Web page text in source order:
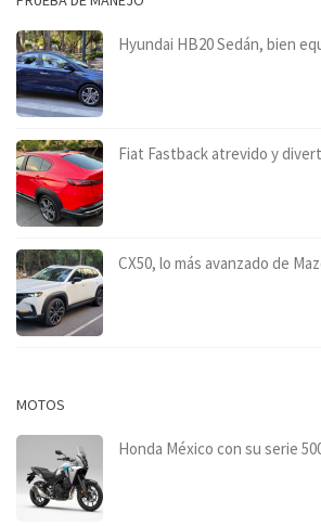
Hyundai HB20 Sedán, bien
Fiat Fastback atrevido y
CX50, lo más avanzado de
MOTOS
Honda México con su serie